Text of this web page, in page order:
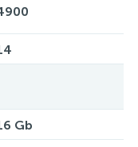
Gb